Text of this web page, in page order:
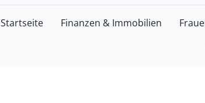
Startseite Finanzen & Immobilien